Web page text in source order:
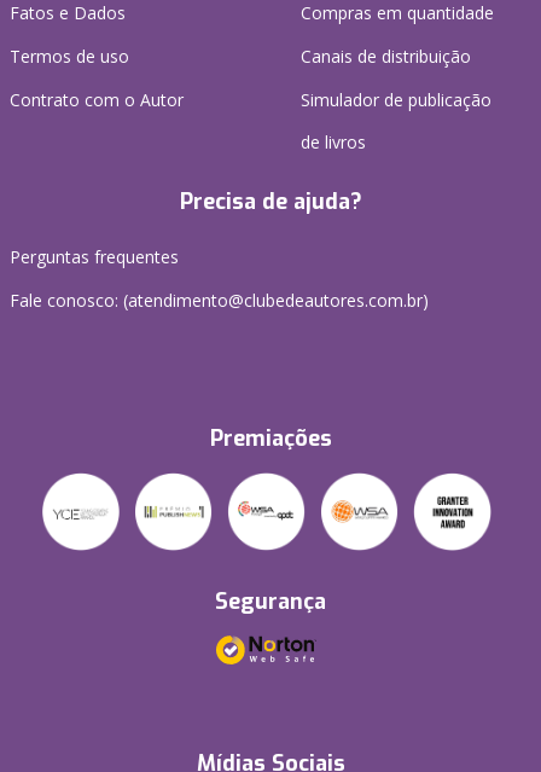
Fatos e Dados
Termos de uso
Contrato com o Autor
Compras em quantidade
Canais de distribuição
Simulador de publicação
de livros
Precisa de ajuda?
Perguntas frequentes
Fale conosco: (atendimento@clubedeautores.com.br)
Premiações
Segurança
Mídias Sociais